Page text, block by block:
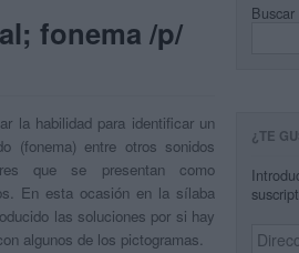
fonema /p/
la habilidad para identificar un
(fonema) entre otros sonidos
que se presentan como
En esta ocasión en la sílaba
las soluciones por si hay
algunos de los pictogramas.
Buscar
¿TE